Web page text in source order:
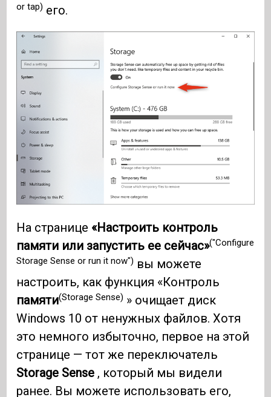
or tap) его.
На странице «Настроить контроль
памяти или запустить ее сейчас»("Configure
Storage Sense or run it now") вы можете
настроить, как функция «Контроль
памяти(Storage Sense) » очищает диск
Windows 10 от ненужных файлов. Хотя
это немного избыточно, первое на этой
странице — тот же переключатель
Storage Sense , который мы видели
ранее. Вы можете использовать его,